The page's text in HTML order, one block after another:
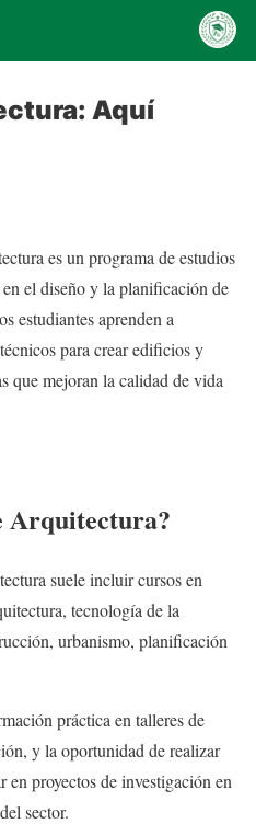
Aquí
es un programa de estudios
el diseño y la planificación de
estudiantes aprenden a
para crear edificios y
que mejoran la calidad de vida
Arquitectura?
suele incluir cursos en
tecnología de la
urbanismo, planificación
práctica en talleres de
y la oportunidad de realizar
en proyectos de investigación en
sector.